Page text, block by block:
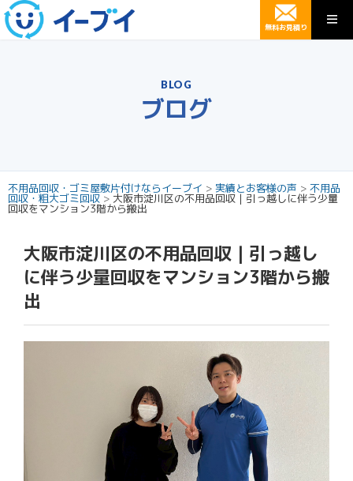
無料お見積り
BLOG
ブログ
不用品回収・ゴミ屋敷片付けならイーブイ > 実績とお客様の声 > 不用品
回収・粗大ゴミ回収 > 大阪市淀川区の不用品回収｜引っ越しに伴う少量
回収をマンション3階から搬出
大阪市淀川区の不用品回収｜引っ越し
に伴う少量回収をマンション3階から搬
出